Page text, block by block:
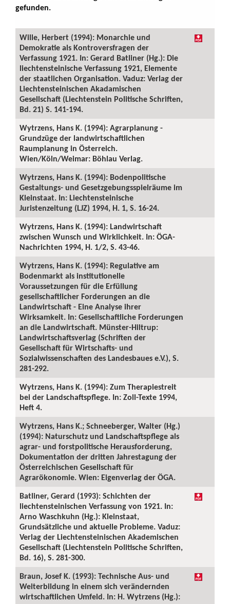
gefunden.
Wille, Herbert (1994): Monarchie und
Demokratie als Kontroversfragen der
Verfassung 1921. In: Gerard Batliner (Hg.): Die
liechtensteinische Verfassung 1921, Elemente
der staatlichen Organisation. Vaduz: Verlag der
Liechtensteinischen Akadamischen
Gesellschaft (Liechtenstein Politische Schriften,
Bd. 21) S. 141-194.
Wytrzens, Hans K. (1994): Agrarplanung -
Grundzüge der landwirtschaftlichen
Raumplanung in Österreich.
Wien/Köln/Weimar: Böhlau Verlag.
Wytrzens, Hans K. (1994): Bodenpolitische
Gestaltungs- und Gesetzgebungsspielräume im
Kleinstaat. In: Liechtensteinische
Juristenzeitung (LJZ) 1994, H. 1, S. 16-24.
Wytrzens, Hans K. (1994): Landwirtschaft
zwischen Wunsch und Wirklichkeit. In: ÖGA-
Nachrichten 1994, H. 1/2, S. 43-46.
Wytrzens, Hans K. (1994): Regulative am
Bodenmarkt als institutionelle
Voraussetzungen für die Erfüllung
gesellschaftlicher Forderungen an die
Landwirtschaft - Eine Analyse ihrer
Wirksamkeit. In: Gesellschaftliche Forderungen
an die Landwirtschaft. Münster-Hiltrup:
Landwirtschaftsverlag (Schriften der
Gesellschaft für Wirtschafts- und
Sozialwissenschaften des Landesbaues e.V.), S.
281-292.
Wytrzens, Hans K. (1994): Zum Therapiestreit
bei der Landschaftspflege. In: Zoll-Texte 1994,
Heft 4.
Wytrzens, Hans K.; Schneeberger, Walter (Hg.)
(1994): Naturschutz und Landschaftspflege als
agrar- und forstpolitische Herausforderung,
Dokumentation der dritten Jahrestagung der
Österreichischen Gesellschaft für
Agrarökonomie. Wien: Eigenverlag der ÖGA.
Batliner, Gerard (1993): Schichten der
liechtensteinischen Verfassung von 1921. In:
Arno Waschkuhn (Hg.): Kleinstaat,
Grundsätzliche und aktuelle Probleme. Vaduz:
Verlag der Liechtensteinischen Akademischen
Gesellschaft (Liechtenstein Politische Schriften,
Bd. 16), S. 281-300.
Braun, Josef K. (1993): Technische Aus- und
Weiterbildung in einem sich verändernden
wirtschaftlichen Umfeld. In: H. Wytrzens (Hg.):